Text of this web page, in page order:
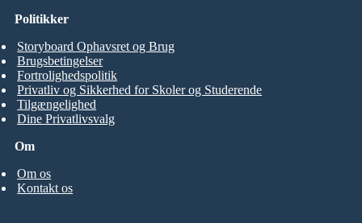
Om
Om os
Kontakt os
Politikker
Storyboard Ophavsret og Brug
Brugsbetingelser
Fortrolighedspolitik
Privatliv og Sikkerhed for Skoler og Studerende
Tilgængelighed
Dine Privatlivsvalg